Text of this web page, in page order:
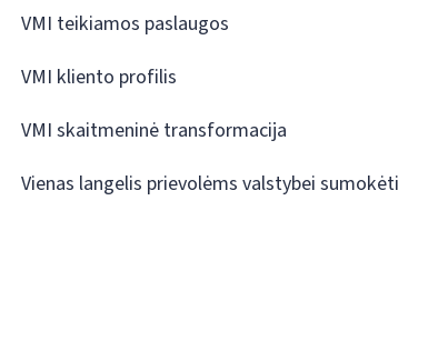
VMI teikiamos paslaugos
VMI kliento profilis
VMI skaitmeninė transformacija
Vienas langelis prievolėms valstybei sumokėti